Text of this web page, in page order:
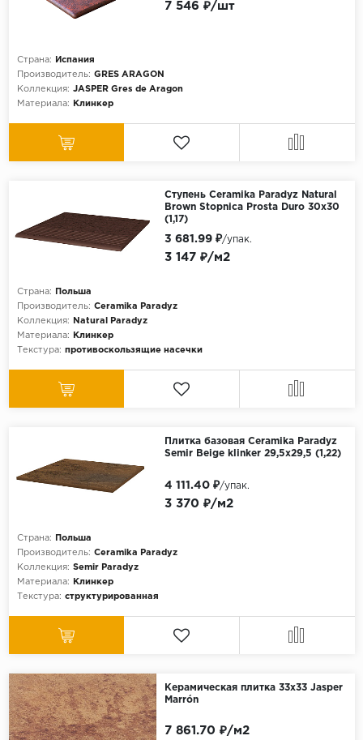
Страна:
Испания
Производитель: GRES ARAGON
Коллекция: JASPER Gres de Aragon
Материала:
Клинкер
7 546 ₽/шт
Ступень Ceramika Paradyz Natural
Brown Stopnica Prosta Duro 30x30
(1,17)
Страна:
Польша
Производитель: Ceramika Paradyz
Коллекция:
Natural Paradyz
Материала:
Клинкер
Текстура: противоскользящие насечки
3 147 ₽/м2
3 681.99 ₽/упак.
Плитка базовая Ceramika Paradyz
Semir Beige klinker 29,5х29,5 (1,22)
Страна:
Польша
Производитель: Ceramika Paradyz
Коллекция: Semir Paradyz
Материала:
Клинкер
Текстура: структурированная
3 370 ₽/м2
4 111.40 ₽/упак.
Керамическая плитка 33x33 Jasper
Marrón
7 861.70 ₽/м2